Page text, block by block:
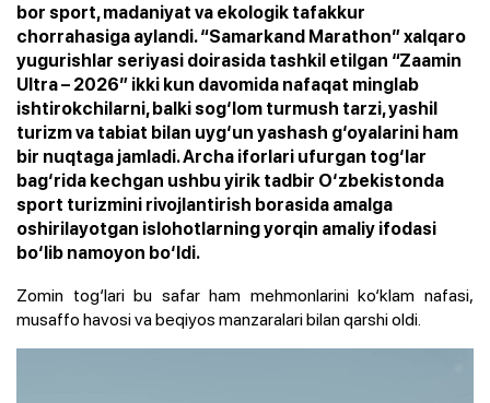
bor sport, madaniyat va ekologik tafakkur
chorrahasiga aylandi. “Samarkand Marathon” xalqaro
yugurishlar seriyasi doirasida tashkil etilgan “Zaamin
Ultra – 2026” ikki kun davomida nafaqat minglab
ishtirokchilarni, balki sog‘lom turmush tarzi, yashil
turizm va tabiat bilan uyg‘un yashash g‘oyalarini ham
bir nuqtaga jamladi. Archa iforlari ufurgan tog‘lar
bag‘rida kechgan ushbu yirik tadbir O‘zbekistonda
sport turizmini rivojlantirish borasida amalga
oshirilayotgan islohotlarning yorqin amaliy ifodasi
bo‘lib namoyon bo‘ldi.
Zomin tog‘lari bu safar ham mehmonlarini ko‘klam nafasi,
musaffo havosi va beqiyos manzaralari bilan qarshi oldi.